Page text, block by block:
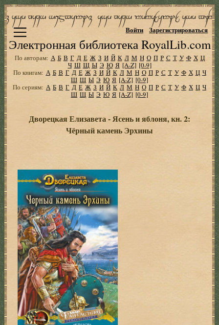
Электронная библиотека RoyalLib.com
Войти Зарегистрироваться
По авторам: А Б В Г Д Е Ж З И Й К Л М Н О П Р С Т У Ф Х Ц
Ч Ш Щ Ы Э Ю Я [A-Z] [0-9]
По книгам: А Б В Г Д Е Ж З И Й К Л М Н О П Р С Т У Ф Х Ц Ч
Ш Щ Ы Э Ю Я [A-Z] [0-9]
По сериям: А Б В Г Д Е Ж З И Й К Л М Н О П Р С Т У Ф Х Ц Ч
Ш Щ Ы Э Ю Я [A-Z] [0-9]
Дворецкая Елизавета - Ясень и яблоня, кн. 2:
Чёрный камень Эрхины